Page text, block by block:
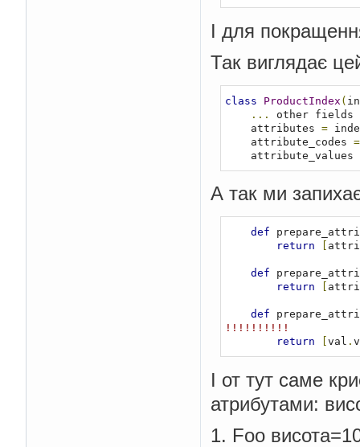
І для
Так виглядає
class ProductIndex (
...
other fields
    attributes
=
    attribute_codes
=
    attribute_values
А так ми
def
return
def
return
def
!!!!!!!!!!
return
val .
І от тут саме
атрибутами:
1. Foo